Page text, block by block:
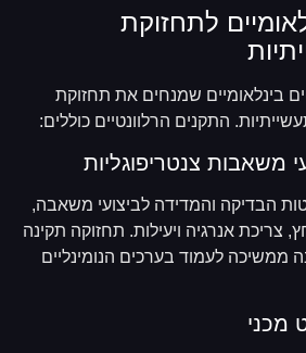
לתחזוקת
בינלאומיים שמנחים את תחזוקת
התקנים הרלוונטיים כוללים:
הבדיקה והמדידה לביצועי משאבה,
צריכת אנרגיה ויעילות. תחזוקה תקינה
ממשיכה לעמוד בערכים הנומינליים